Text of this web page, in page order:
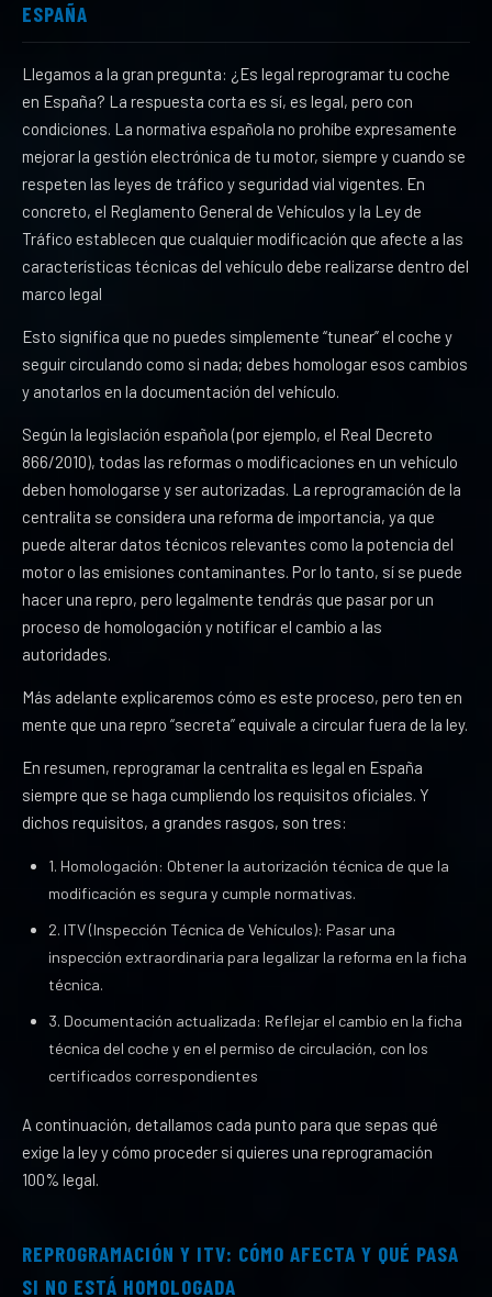
ESPAÑA
Llegamos a la gran pregunta: ¿Es legal reprogramar tu coche
en España? La respuesta corta es sí, es legal, pero con
condiciones. La normativa española no prohíbe expresamente
mejorar la gestión electrónica de tu motor, siempre y cuando se
respeten las leyes de tráfico y seguridad vial vigentes. En
concreto, el Reglamento General de Vehículos y la Ley de
Tráfico establecen que cualquier modificación que afecte a las
características técnicas del vehículo debe realizarse dentro del
marco legal
Esto significa que no puedes simplemente “tunear” el coche y
seguir circulando como si nada; debes homologar esos cambios
y anotarlos en la documentación del vehículo.
Según la legislación española (por ejemplo, el Real Decreto
866/2010), todas las reformas o modificaciones en un vehículo
deben homologarse y ser autorizadas. La reprogramación de la
centralita se considera una reforma de importancia, ya que
puede alterar datos técnicos relevantes como la potencia del
motor o las emisiones contaminantes. Por lo tanto, sí se puede
hacer una repro, pero legalmente tendrás que pasar por un
proceso de homologación y notificar el cambio a las
autoridades.
Más adelante explicaremos cómo es este proceso, pero ten en
mente que una repro “secreta” equivale a circular fuera de la ley.
En resumen, reprogramar la centralita es legal en España
siempre que se haga cumpliendo los requisitos oficiales. Y
dichos requisitos, a grandes rasgos, son tres:
1. Homologación: Obtener la autorización técnica de que la
modificación es segura y cumple normativas.
2. ITV (Inspección Técnica de Vehículos): Pasar una
inspección extraordinaria para legalizar la reforma en la ficha
técnica.
3. Documentación actualizada: Reflejar el cambio en la ficha
técnica del coche y en el permiso de circulación, con los
certificados correspondientes
A continuación, detallamos cada punto para que sepas qué
exige la ley y cómo proceder si quieres una reprogramación
100% legal.
REPROGRAMACIÓN Y ITV: CÓMO AFECTA Y QUÉ PASA
SI NO ESTÁ HOMOLOGADA